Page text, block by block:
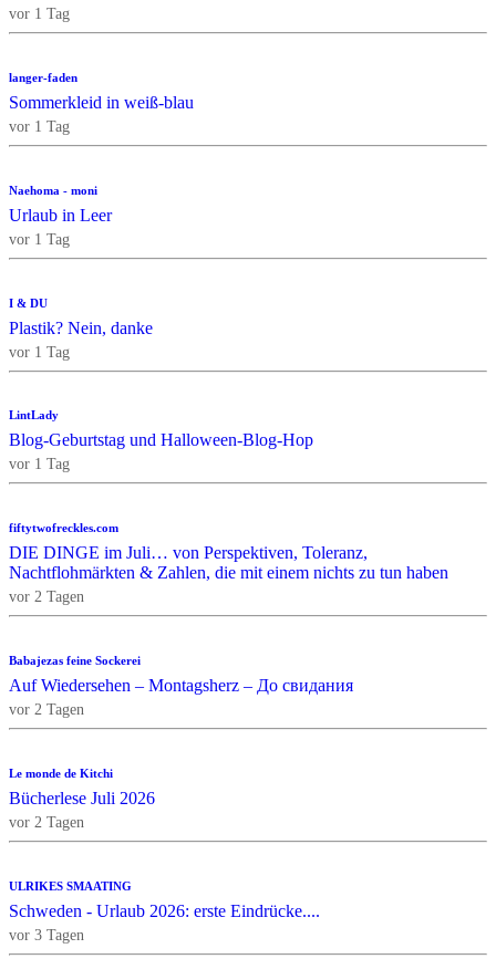
vor 1 Tag
langer-faden
Sommerkleid in weiß-blau
vor 1 Tag
Naehoma - moni
Urlaub in Leer
vor 1 Tag
I & DU
Plastik? Nein, danke
vor 1 Tag
LintLady
Blog-Geburtstag und Halloween-Blog-Hop
vor 1 Tag
fiftytwofreckles.com
DIE DINGE im Juli… von Perspektiven, Toleranz,
Nachtflohmärkten & Zahlen, die mit einem nichts zu tun haben
vor 2 Tagen
Babajezas feine Sockerei
Auf Wiedersehen – Montagsherz – До свидания
vor 2 Tagen
Le monde de Kitchi
Bücherlese Juli 2026
vor 2 Tagen
ULRIKES SMAATING
Schweden - Urlaub 2026: erste Eindrücke....
vor 3 Tagen